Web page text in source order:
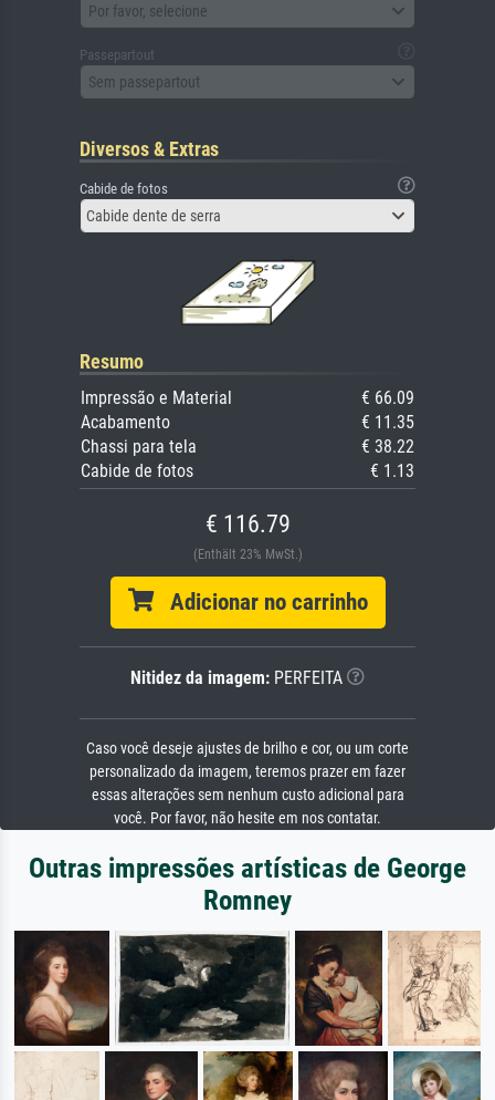
Por favor, selecione
Passepartout
Sem passepartout
Diversos & Extras
Cabide de fotos
Cabide dente de serra
Resumo
Impressão e Material
€ 66.09
Acabamento
€ 11.35
Chassi para tela
€ 38.22
Cabide de fotos
€ 1.13
€ 116.79
(Enthält 23% MwSt.)
Adicionar no carrinho
Nitidez da imagem: PERFEITA
Caso você deseje ajustes de brilho e cor, ou um corte
personalizado da imagem, teremos prazer em fazer
essas alterações sem nenhum custo adicional para
você. Por favor, não hesite em nos contatar.
Outras impressões artísticas de George
Romney